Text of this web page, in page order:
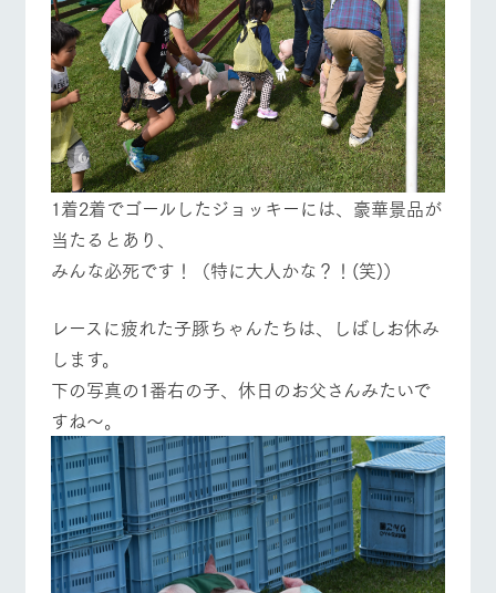
1着2着でゴールしたジョッキーには、豪華景品が
当たるとあり、
みんな必死です！（特に大人かな？！(笑)）
レースに疲れた子豚ちゃんたちは、しばしお休み
します。
下の写真の1番右の子、休日のお父さんみたいで
すね～。